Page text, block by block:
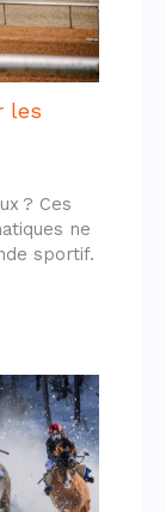
les
? Ces
ne
sportif.